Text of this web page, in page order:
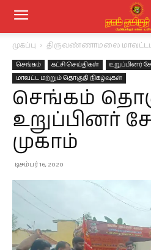
முகப்பு திருவண்ணாமலை
செங்கம் கட்சி செய்திகள்
உறுப்பினர்
மாவட்ட மற்றும் தொகுதி நிகழ்வுகள்
செங்கம்
உறுப்பினர்
முகாம்
டிசம்பர் 16, 2020